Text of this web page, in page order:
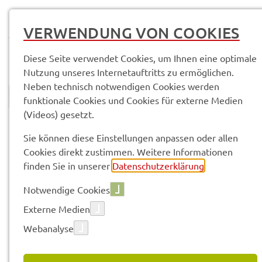
Vorle­sen
SERVICE­LEIS­TUN­GEN & INFOR­
MA­TIO­NEN
VERWENDUNG VON COOKIES
Diese Seite verwendet Cookies, um Ihnen eine optimale
Nutzung unseres Internetauftritts zu ermöglichen.
Neben technisch notwendigen Cookies werden
funktionale Cookies und Cookies für externe Medien
(Videos) gesetzt.
Sie können diese Einstellungen anpassen oder allen
Cookies direkt zustimmen. Weitere Informationen
finden Sie in unserer Datenschutzerklärung
Notwendige Cookies
Externe Medien
Webanalyse